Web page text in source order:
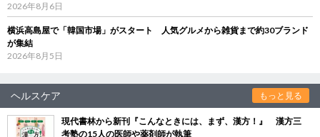
2026年8月6日
横浜高島屋で「韓国市場」がスタート 人気グルメから雑貨まで約30ブランド
が集結
2026年8月5日
ヘルスケア もっと見る
現代書林から新刊『こんなときには、まず、漢方！』 漢方三
考塾の15人の医師や薬剤師が執筆